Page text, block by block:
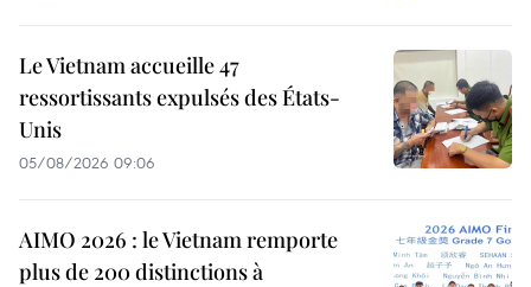
Le Vietnam accueille 47
ressortissants expulsés des États-
Unis
05/08/2026 09:06
AIMO 2026 : le Vietnam remporte
plus de 200 distinctions à